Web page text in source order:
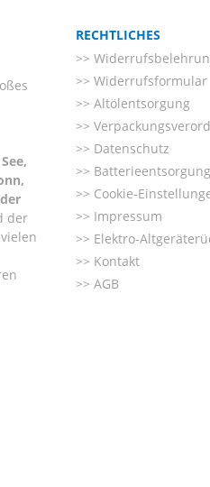
der
RECHTLICHES
Widerrufsformular
Altölentsorgung
Datenschutz
Batterieentsorgung
Cookie-
Impressum
Elektro-
Kontakt
AGB